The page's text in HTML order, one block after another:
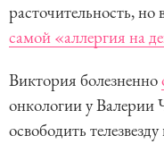
расточительность, но
самой «аллергия на
Виктория болезненно
онкологии у Валерии
освободить